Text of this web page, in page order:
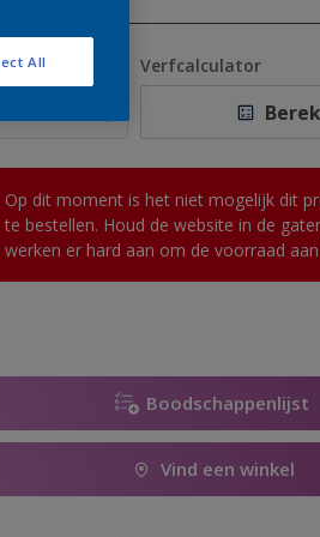
1 L
2,5 L
10 L
Verfcalculator
Op dit moment is het niet mogelijk dit
te bestellen. Houd de website in de
werken er hard aan om de voorraad
Boodschappenlijst
Vind een winkel
All